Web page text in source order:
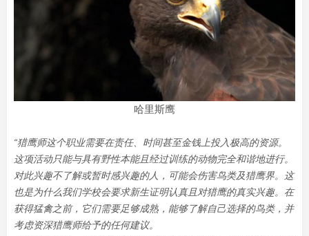
哈里斯鹰
“猎鹰师这个职业需要在责任、时间甚至金钱上投入极高的资源。
这项活动只能与具有野性本能且经过训练的动物完全和谐地进行。
对此兴趣不了解或暂时感兴趣的人，可能会伤害鸟类及猎鹰界。这
也是为什么我们学校会要求新生证明认真且对猎鹰的真实兴趣。在
获得猛禽之前，它们需要足够成熟，能够了解自己选择的鸟类，并
考虑资深猎鹰师给予的任何建议。